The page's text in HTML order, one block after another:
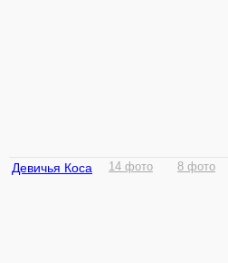
Девичья Коса 14 фото 8 фото